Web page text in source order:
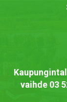
vaihde 03